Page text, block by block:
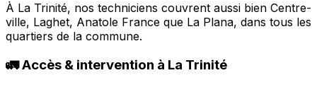
À La Trinité, nos techniciens couvrent aussi bien Centre-
ville, Laghet, Anatole France que La Plana, dans tous les
quartiers de la commune.
🚛 Accès & intervention à La Trinité